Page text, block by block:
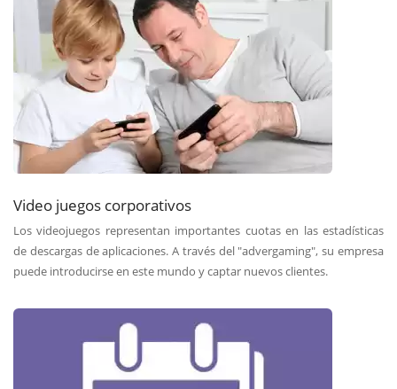
Video juegos corporativos
Los videojuegos representan importantes cuotas en las estadísticas
de descargas de aplicaciones. A través del "advergaming", su empresa
puede introducirse en este mundo y captar nuevos clientes.